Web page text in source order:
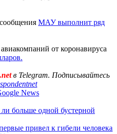
МАУ выполнит ряд
от коронавируса
в Telegram. Подписывайтесь
News
больше одной бустерной
привел к гибели человека